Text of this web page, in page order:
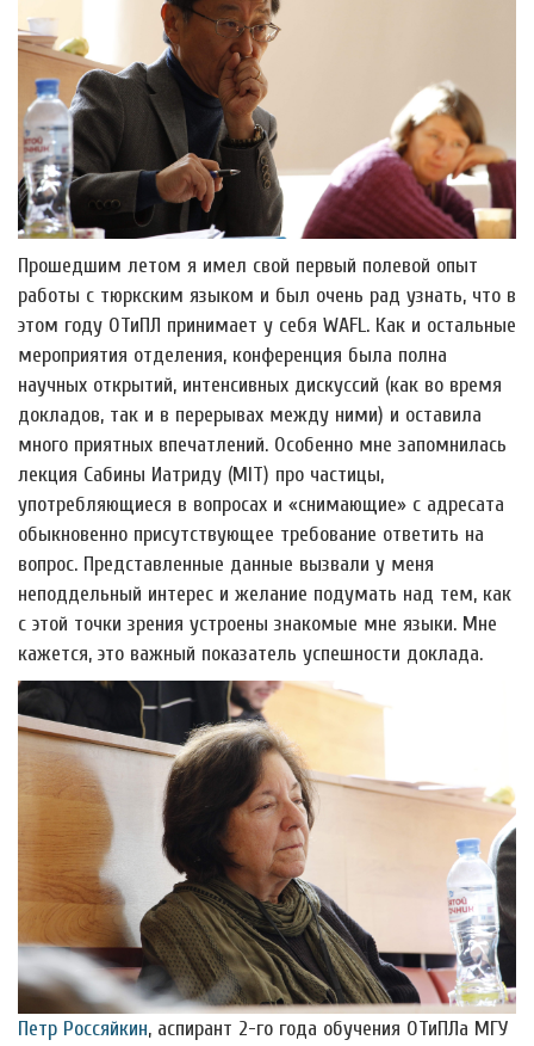
Прошедшим летом я имел свой первый полевой опыт
работы с тюркским языком и был очень рад узнать, что в
этом году ОТиПЛ принимает у себя WAFL. Как и остальные
мероприятия отделения, конференция была полна
научных открытий, интенсивных дискуссий (как во время
докладов, так и в перерывах между ними) и оставила
много приятных впечатлений. Особенно мне запомнилась
лекция Сабины Иатриду (MIT) про частицы,
употребляющиеся в вопросах и «снимающие» с адресата
обыкновенно присутствующее требование ответить на
вопрос. Представленные данные вызвали у меня
неподдельный интерес и желание подумать над тем, как
с этой точки зрения устроены знакомые мне языки. Мне
кажется, это важный показатель успешности доклада.
Петр Россяйкин, аспирант 2-го года обучения ОТиПЛа МГУ